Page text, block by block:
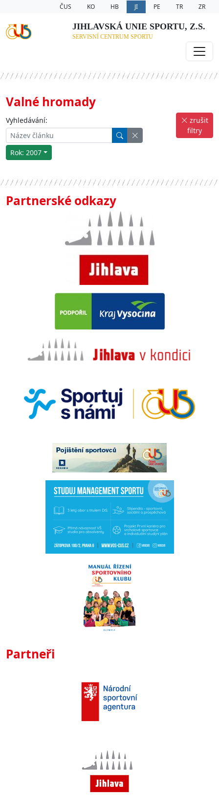
ČUS KO HB JI PE TR ZR
JIHLAVSKÁ UNIE SPORTU, Z.S.
SERVISNÍ CENTRUM SPORTU
Valné hromady
Vyhledávání:
Rok: 2007
zrušit
filtry
Partnerské odkazy
Partneři